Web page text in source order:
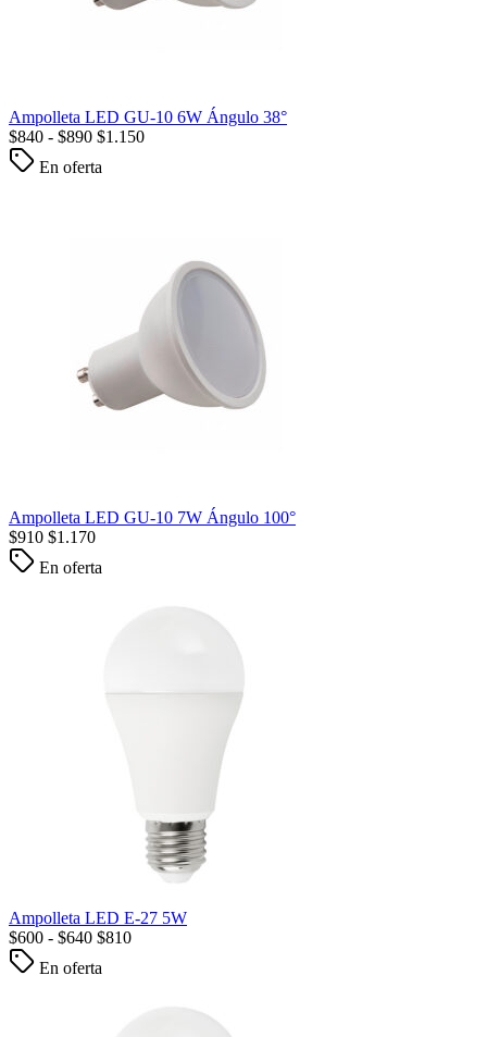
Ampolleta LED GU-10 6W Ángulo 38°
$840 - $890 $1.150
En oferta
Ampolleta LED GU-10 7W Ángulo 100°
$910 $1.170
En oferta
Ampolleta LED E-27 5W
$600 - $640 $810
En oferta